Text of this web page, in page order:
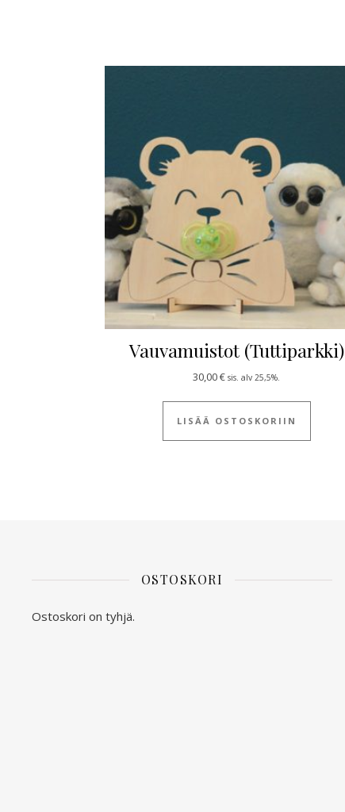
Vauvamuistot (Tuttiparkki)
30,00€ sis. alv 25,5%.
LISÄÄ OSTOSKORIIN
OSTOSKORI
Ostoskori on tyhjä.